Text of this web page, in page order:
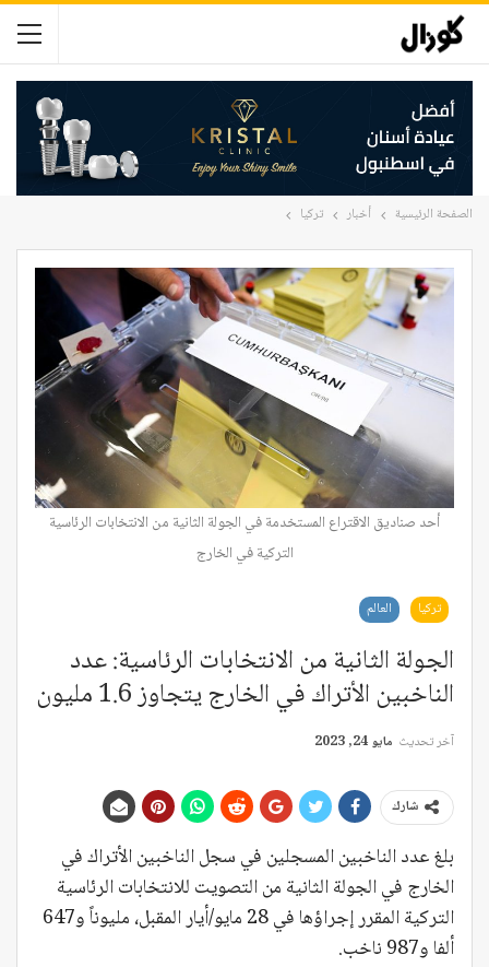
الصفحة الرئيسية أخبار تركيا
أحد صناديق الاقتراع المستخدمة في الجولة الثانية من الانتخابات الرئاسية
التركية في الخارج
تركيا العالم
الجولة الثانية من الانتخابات الرئاسية: عدد
الناخبين الأتراك في الخارج يتجاوز 1.6 مليون
آخر تحديث مايو 24, 2023
شارك
بلغ عدد الناخبين المسجلين في سجل الناخبين الأتراك في
الخارج في الجولة الثانية من التصويت للانتخابات الرئاسية
التركية المقرر إجراؤها في 28 مايو/أيار المقبل، مليوناً و647
ألفا و987 ناخب.